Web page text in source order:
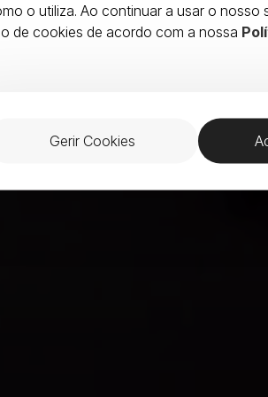
o utiliza. Ao continuar a usar o nosso
de cookies de acordo com a nossa
Gerir Cookies